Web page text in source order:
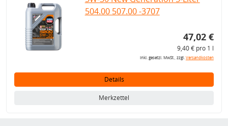
504.00 507.00 -3707
47,02 €
9,40 € pro 1 l
inkl. gesetzl. MwSt., zzgl.Versandkosten
Details
Merkzettel